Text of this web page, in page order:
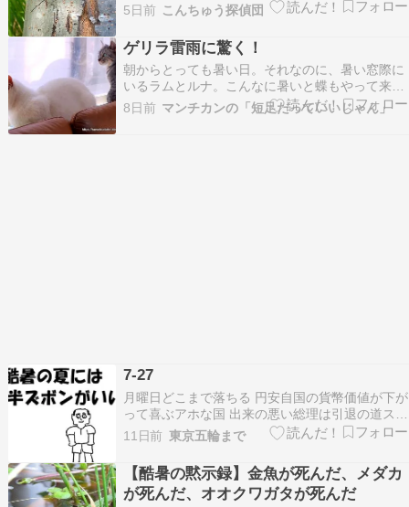
シです。 手で摑まえると麝香臭を発するので夏に
なると嗅ぎたくなります。 河川敷のヤナギの生
える明るい環境で見られます。 ゴマダラカミキ
リ ジャコウカミキリを探していると必ず見られ
る…
5日前 こんちゅう探偵団
ゲリラ雷雨に驚く！
朝からとっても暑い日。それなのに、暑い窓際に
いるラムとルナ。こんなに暑いと蝶もやって来な
いかも。2時間後、急に真っ暗になって雨が降り
出した。急な変化でレオンとラムが外をガン見！
8日前 マンチカンの「短足だっていいじゃん」
7-27
月曜日どこまで落ちる 円安自国の貨幣価値が下が
って喜ぶアホな国 出来の悪い総理は引退の道スト
ップ温暖化 真剣に考えてる国はいない ゼロ先延
ばし 経済発展第一 １００年先はどうでもいい 今
が大事地球の運命は決まった いずれは地球消滅人
類滅亡
11日前 東京五輪まで
【酷暑の黙示録】金魚が死んだ、メダカ
が死んだ、オオクワガタが死んだ